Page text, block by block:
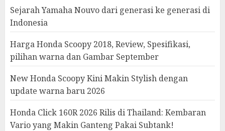
Sejarah Yamaha Nouvo dari generasi ke generasi di
Indonesia
Harga Honda Scoopy 2018, Review, Spesifikasi,
pilihan warna dan Gambar September
New Honda Scoopy Kini Makin Stylish dengan
update warna baru 2026
Honda Click 160R 2026 Rilis di Thailand: Kembaran
Vario yang Makin Ganteng Pakai Subtank!